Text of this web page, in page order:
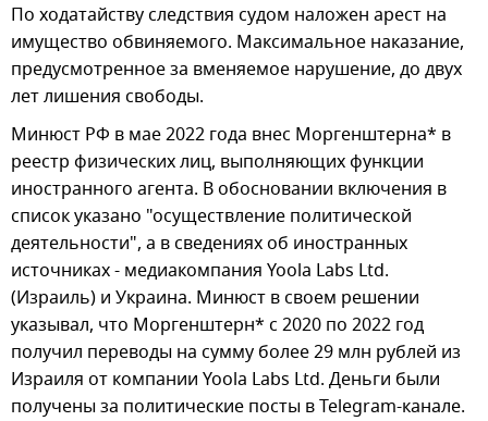
По ходатайству следствия судом наложен арест на
имущество обвиняемого. Максимальное наказание,
предусмотренное за вменяемое нарушение, до двух
лет лишения свободы.
Минюст РФ в мае 2022 года внес Моргенштерна* в
реестр физических лиц, выполняющих функции
иностранного агента. В обосновании включения в
список указано "осуществление политической
деятельности", а в сведениях об иностранных
источниках - медиакомпания Yoola Labs Ltd.
(Израиль) и Украина. Минюст в своем решении
указывал, что Моргенштерн* с 2020 по 2022 год
получил переводы на сумму более 29 млн рублей из
Израиля от компании Yoola Labs Ltd. Деньги были
получены за политические посты в Telegram-канале.